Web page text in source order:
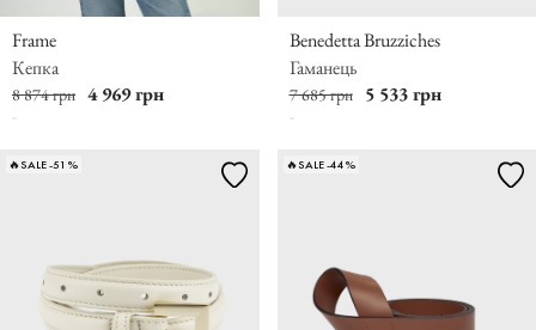
Frame
Кепка
8 874 грн 4 969 грн
Benedetta Bruzziches
Гаманець
7 685 грн 5 533 грн
🔥SALE -51% 🔥SALE -44%